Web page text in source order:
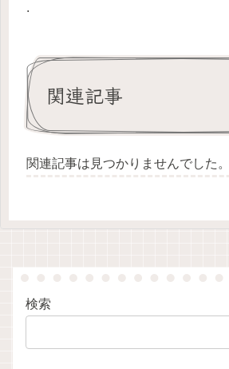
.
関連記事
関連記事は見つかりませんでした。
検索